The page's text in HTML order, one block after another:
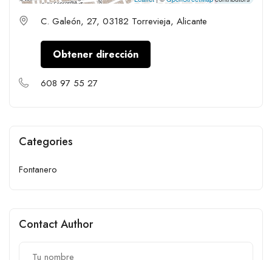
C. Galeón, 27, 03182 Torrevieja, Alicante
Obtener dirección
608 97 55 27
Categories
Fontanero
Contact Author